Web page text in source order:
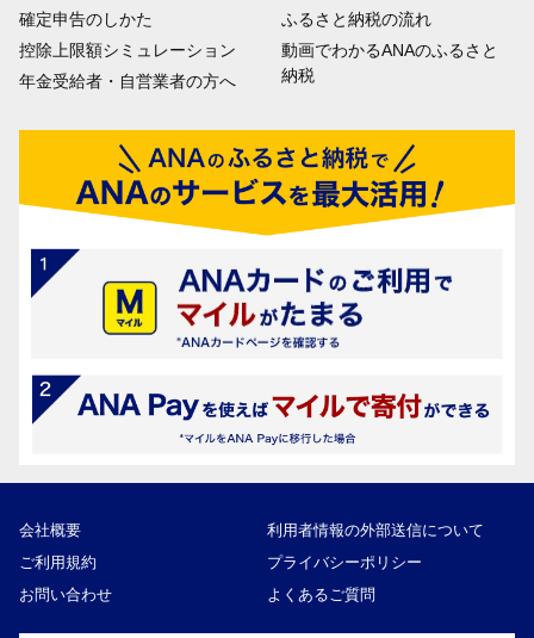
確定申告のしかた
控除上限額シミュレーション
年金受給者・自営業者の方へ
ふるさと納税の流れ
動画でわかるANAのふるさと
納税
会社概要
利用者情報の外部送信について
ご利用規約
プライバシーポリシー
お問い合わせ
よくあるご質問